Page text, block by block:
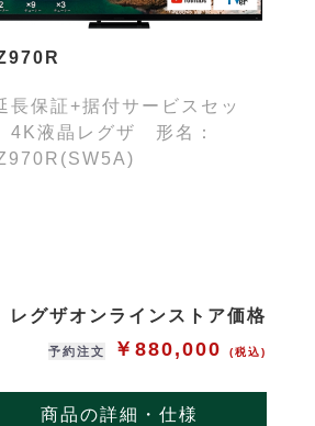
長保証+据付サービスセッ
4K液晶レグザ 形名：
レグザオンラインストア価格
予約注文 ￥880,000(税込)
商品の詳細・仕様